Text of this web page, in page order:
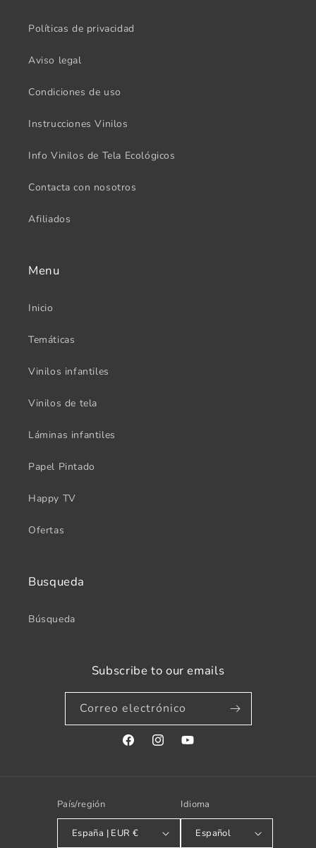
Políticas de privacidad
Aviso legal
Condiciones de uso
Instrucciones Vinilos
Info Vinilos de Tela Ecológicos
Contacta con nosotros
Afiliados
Menu
Inicio
Temáticas
Vinilos infantiles
Vinilos de tela
Láminas infantiles
Papel Pintado
Happy TV
Ofertas
Busqueda
Búsqueda
Subscribe to our emails
Correo electrónico
FacebookInstagramYouTube
País/región
España | EUR €
Idioma
Español